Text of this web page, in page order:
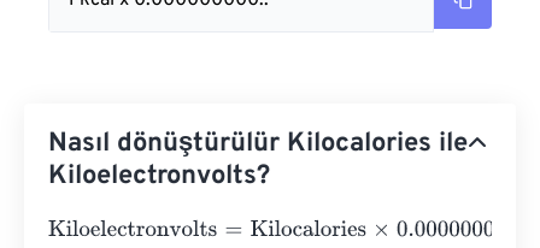
Nasıl dönüştürülür Kilocalories ile
Kiloelectronvolts?
Kiloelectronvolts=Kilocalories×